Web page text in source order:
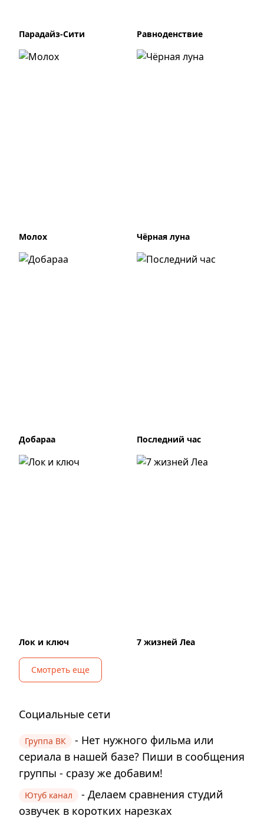
Парадайз-Сити Равноденствие
Молох Чёрная луна
Добараа Последний час
Лок и ключ 7 жизней Леа
Смотреть еще
Социальные сети
Группа ВК
- Нет нужного фильма или
сериала в нашей базе? Пиши в сообщения
группы - сразу же добавим!
Ютуб канал
- Делаем сравнения студий
озвучек в коротких нарезках